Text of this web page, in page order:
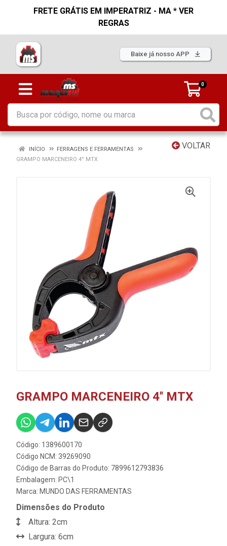
FRETE GRÁTIS EM IMPERATRIZ - MA * VER
REGRAS
Baixe já nosso APP
0
VOLTAR
INÍCIO
FERRAGENS E FERRAMENTAS
GRAMPO MARCENEIRO 4'' MTX
GRAMPO MARCENEIRO 4'' MTX
Código: 1389600170
Código NCM: 39269090
Código de Barras do Produto: 7899612793836
Embalagem: PC\1
Marca: MUNDO DAS FERRAMENTAS
Dimensões do Produto
Altura: 2cm
Largura: 6cm